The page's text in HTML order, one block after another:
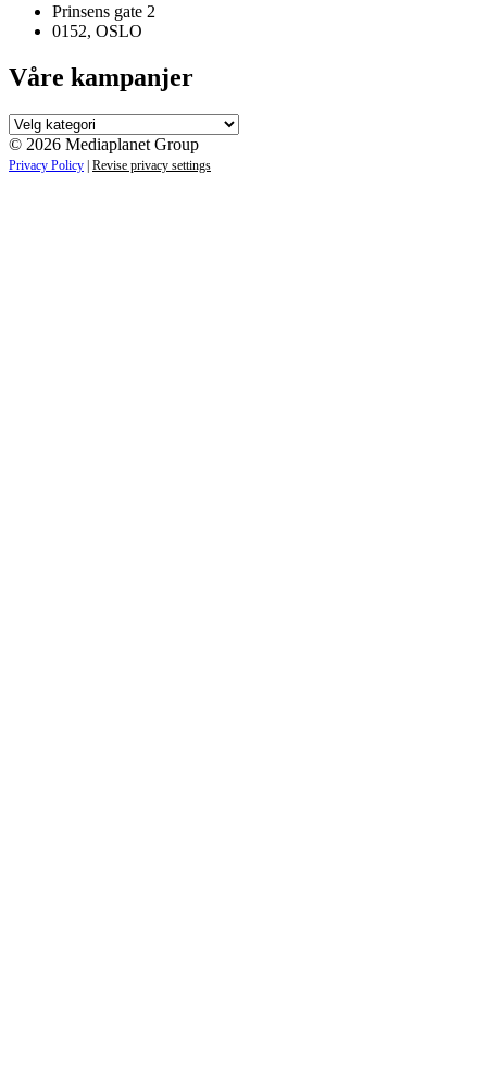
Prinsens gate 2
0152, OSLO
Våre kampanjer
Våre
kampanjer
© 2026 Mediaplanet Group
Privacy Policy | Revise privacy settings